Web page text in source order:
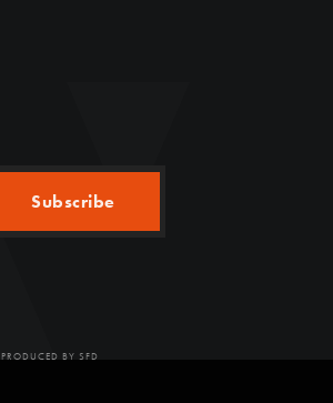
Subscribe
PRODUCED BY SFD